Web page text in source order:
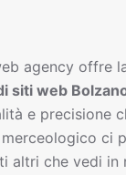
agency offre
siti web
e precisione
ci
altri che vedi